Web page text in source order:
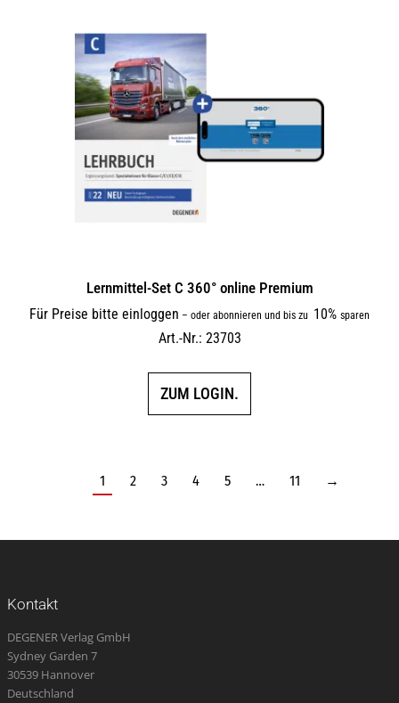
Lernmittel-Set C 360° online Premium
Für Preise bitte einloggen – oder abonnieren und bis zu 10% sparen
Art.-Nr.: 23703
ZUM LOGIN.
1 2 3 4 5 … 11 →
Kontakt
DEGENER Verlag GmbH
Sydney Garden 7
30539 Hannover
Deutschland